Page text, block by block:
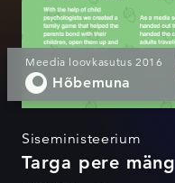
Meedia loovkasutus 2016
Hõbemuna
Siseministeerium
Targa pere mäng